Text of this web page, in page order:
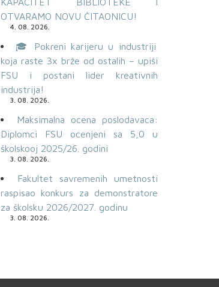
OTVARAMO NOVU ČITAONICU!
4. 08. 2026.
🎓 Pokreni karijeru u industriji
koja raste 3x brže od ostalih – upiši
FSU i postani lider kreativnih
industrija!
3. 08. 2026.
Maksimalna ocena poslodavaca:
Diplomci FSU ocenjeni sa 5,0 u
školskooj 2025/26. godini
3. 08. 2026.
Fakultet savremenih umetnosti
raspisao konkurs za demonstratore
za školsku 2026/2027. godinu
3. 08. 2026.